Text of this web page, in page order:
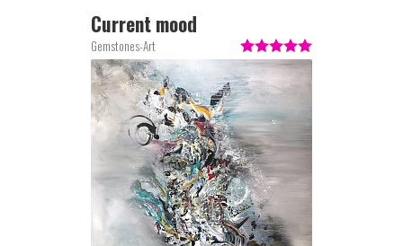
Current mood
Gemstones-Art